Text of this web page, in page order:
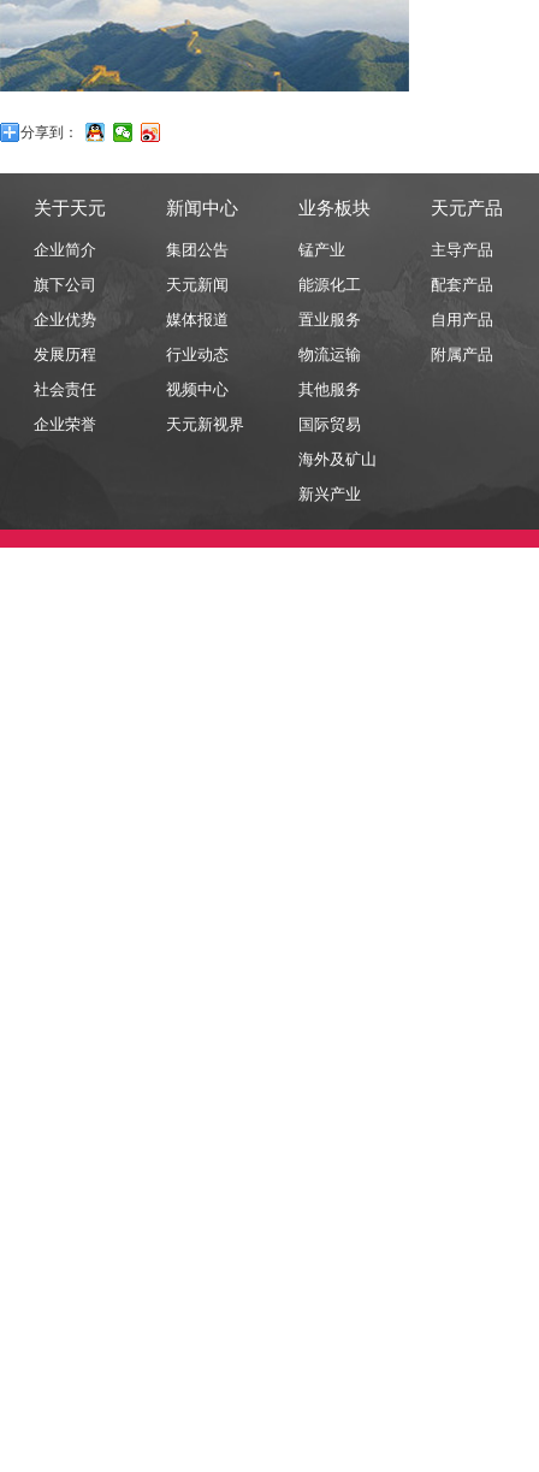
分享到：
关于天元
企业简介
旗下公司
企业优势
发展历程
社会责任
企业荣誉
新闻中心
集团公告
天元新闻
媒体报道
行业动态
视频中心
天元新视界
业务板块
锰产业
能源化工
置业服务
物流运输
其他服务
国际贸易
海外及矿山
新兴产业
天元产品
主导产品
配套产品
自用产品
附属产品